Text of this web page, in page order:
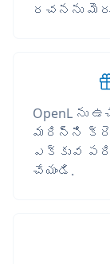
రచనను
OpenL ను
మరిన్ని
ఎక్కువ
చేయండి.